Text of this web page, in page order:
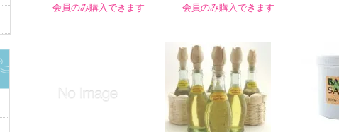
会員のみ購入できます 会員のみ購入できます